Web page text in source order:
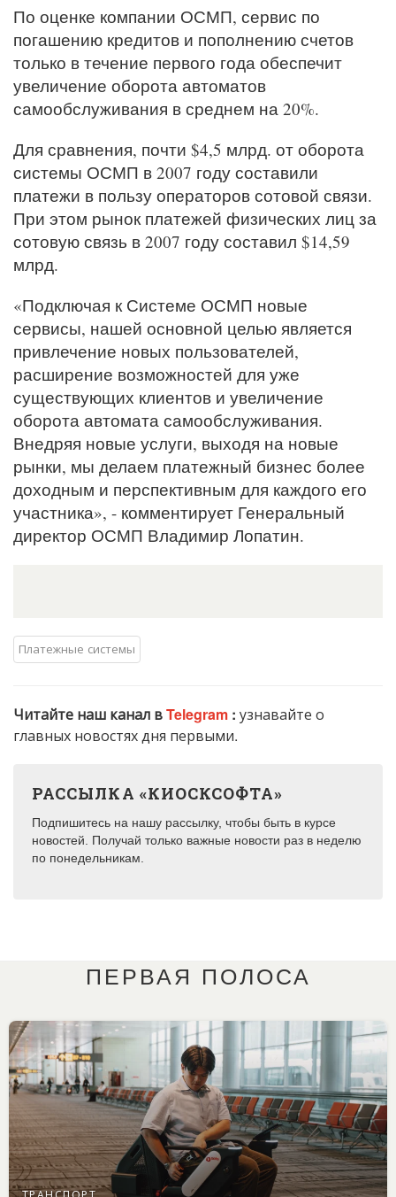
По оценке компании ОСМП, сервис по
погашению кредитов и пополнению счетов
только в течение первого года обеспечит
увеличение оборота автоматов
самообслуживания в среднем на 20%.
Для сравнения, почти $4,5 млрд. от оборота
системы ОСМП в 2007 году составили
платежи в пользу операторов сотовой связи.
При этом рынок платежей физических лиц за
сотовую связь в 2007 году составил $14,59
млрд.
«Подключая к Системе ОСМП новые
сервисы, нашей основной целью является
привлечение новых пользователей,
расширение возможностей для уже
существующих клиентов и увеличение
оборота автомата самообслуживания.
Внедряя новые услуги, выходя на новые
рынки, мы делаем платежный бизнес более
доходным и перспективным для каждого его
участника», - комментирует Генеральный
директор ОСМП Владимир Лопатин.
Платежные системы
Читайте наш канал вTelegram : узнавайте о
главных новостях дня первыми.
РАССЫЛКА «КИОСКСОФТА»
Подпишитесь на нашу рассылку, чтобы быть в курсе
новостей. Получай только важные новости раз в неделю
по понедельникам.
ПЕРВАЯ ПОЛОСА
ТРАНСПОРТ